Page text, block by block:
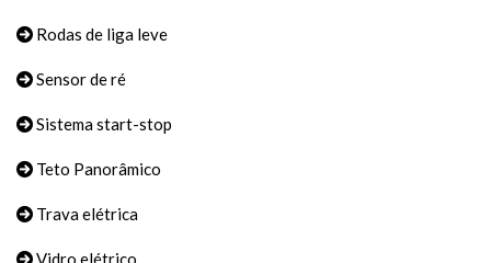
Rodas de liga leve
Sensor de ré
Sistema start-stop
Teto Panorâmico
Trava elétrica
Vidro elétrico